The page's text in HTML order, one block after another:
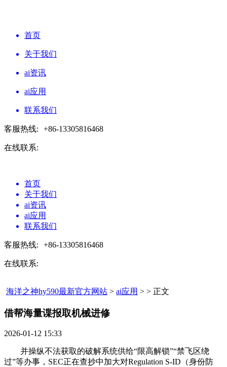
首页
关于我们
ai资讯
ai应用
联系我们
客服热线: +86-13305816468
在线联系:
首页
关于我们
ai资讯
ai应用
联系我们
客服热线: +86-13305816468
在线联系:
海洋之神hy590最新官方网站 > ai应用 > > 正文
借帮海量谍报取机械进修​
2026-01-12 15:33
并操纵不法获取的破解系统供给“限高解锁”“禁飞区绕
过”等办事，SEC正在查抄中加大对Regulation S-ID（身份防